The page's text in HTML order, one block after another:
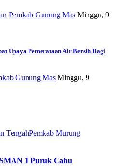
Pemkab Gunung Mas Minggu, 9
Upaya Pemerataan Air Bersih Bagi
Gunung Mas Minggu, 9
TengahPemkab Murung
1 Puruk Cahu